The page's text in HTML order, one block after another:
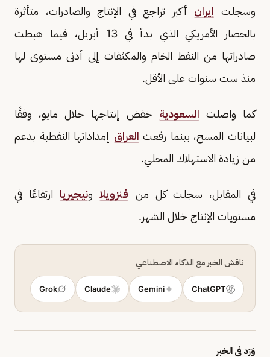
وسجلت إيران أكبر تراجع في الإنتاج والصادرات، متأثرة
بالحصار الأمريكي الذي بدأ في 13 أبريل، فيما هبطت
صادراتها من النفط الخام والمكثفات إلى أدنى مستوى لها
منذ ست سنوات على الأقل.
كما واصلت السعودية خفض إنتاجها خلال مايو، وفقًا
لبيانات المسح، بينما رفعت العراق إمداداتها النفطية بدعم
من زيادة الاستهلاك المحلي.
في المقابل، سجلت كل من فنزويلاونيجيريا ارتفاعًا في
مستويات الإنتاج خلال الشهر.
ناقش الخبر مع الذكاء الاصطناعي
ChatGPT
Gemini
Claude
Grok
وَرَد في الخبر